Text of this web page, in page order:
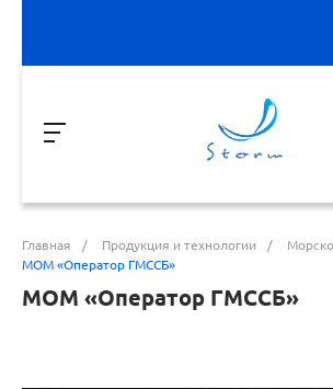
Главная / Продукция и технологии /
МОМ «Оператор ГМССБ»
МОМ «Оператор ГМССБ»